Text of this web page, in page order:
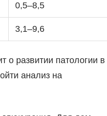
0,5–8,5
3,1–9,6
о развитии патологии в
анализ на